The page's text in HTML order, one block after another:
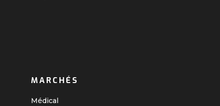
MARCHÉS
Médical